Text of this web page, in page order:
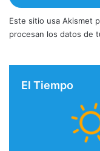
Este sitio usa Akismet
procesan los datos de
El Tiempo